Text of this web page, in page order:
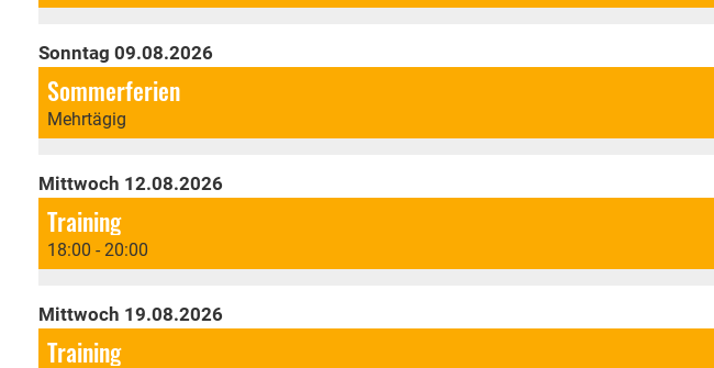
Sonntag 09.08.2026
Sommerferien
Mehrtägig
Mittwoch 12.08.2026
Training
18:00 - 20:00
Mittwoch 19.08.2026
Training